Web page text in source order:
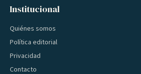
Institucional
Quiénes somos
Política editorial
Privacidad
Contacto